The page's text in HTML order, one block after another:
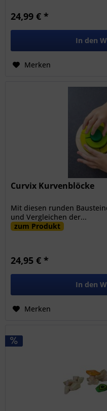
24,99 € *
In den
Merken
Curvix Kurvenblöcke
Mit diesen runden
und Vergleichen der...
zum Produkt
24,95 € *
In den
Merken